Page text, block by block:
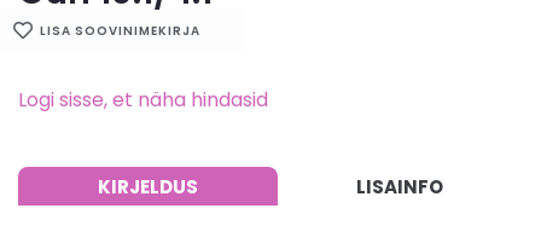
LISA SOOVINIMEKIRJA
Logi sisse, et näha hindasid
KIRJELDUS LISAINFO